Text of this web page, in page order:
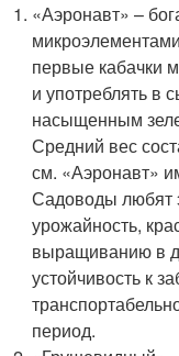
«Аэронавт» –
первые кабачки
и употреблять в
насыщенным
Средний вес
см. «Аэронавт»
Садоводы любят
урожайность,
выращиванию в
устойчивость к
период.